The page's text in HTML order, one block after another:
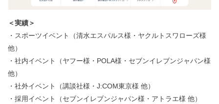
＜実績＞
・スポーツイベント（清水エスパルス様・ヤクルトスワローズ様
他）
・社内イベント（ヤフー様・POLA様・セブンイレブンジャパン様
他）
・社外イベント（講談社様・J:COM東京様 他）
・採用イベント（セブンイレブンジャパン様・アトラエ様 他）